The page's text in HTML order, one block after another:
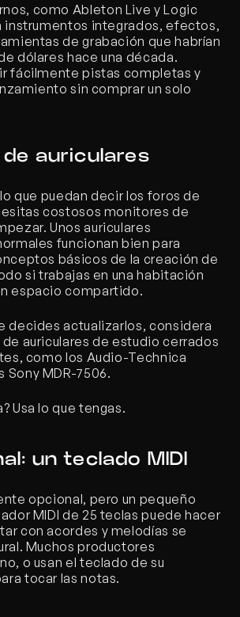
como Ableton Live y Logic
instrumentos integrados, efectos,
de grabación que habrían
dólares hace una década.
fácilmente pistas completas y
sin comprar un solo
de auriculares
que puedan decir los foros de
costosos monitores de
Unos auriculares
funcionan bien para
básicos de la creación de
si trabajas en una habitación
espacio compartido.
decides actualizarlos, considera
auriculares de estudio cerrados
como los Audio-Technica
Sony MDR-7506.
Usa lo que tengas.
un teclado MIDI
opcional, pero un pequeño
MIDI de 25 teclas puede hacer
con acordes y melodías se
Muchos productores
o usan el teclado de su
tocar las notas.